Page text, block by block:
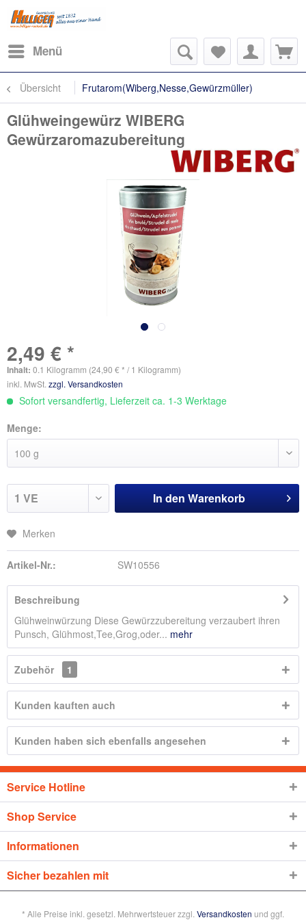
Menü
Übersicht Frutarom(Wiberg,Nesse,Gewürzmüller)
Glühweingewürz WIBERG
Gewürzaromazubereitung
2,49 € *
Inhalt: 0.1 Kilogramm (24,90 € * / 1 Kilogramm)
inkl. MwSt. zzgl. Versandkosten
Sofort versandfertig, Lieferzeit ca. 1-3 Werktage
Menge:
In den Warenkorb
Merken
Artikel-Nr.: SW10556
Beschreibung
Glühweinwürzung Diese Gewürzzubereitung verzaubert ihren
Punsch, Glühmost,Tee,Grog,oder... mehr
Zubehör 1
Kunden kauften auch
Kunden haben sich ebenfalls angesehen
Service Hotline
Shop Service
Informationen
Sicher bezahlen mit
* Alle Preise inkl. gesetzl. Mehrwertsteuer zzgl. Versandkosten und ggf.